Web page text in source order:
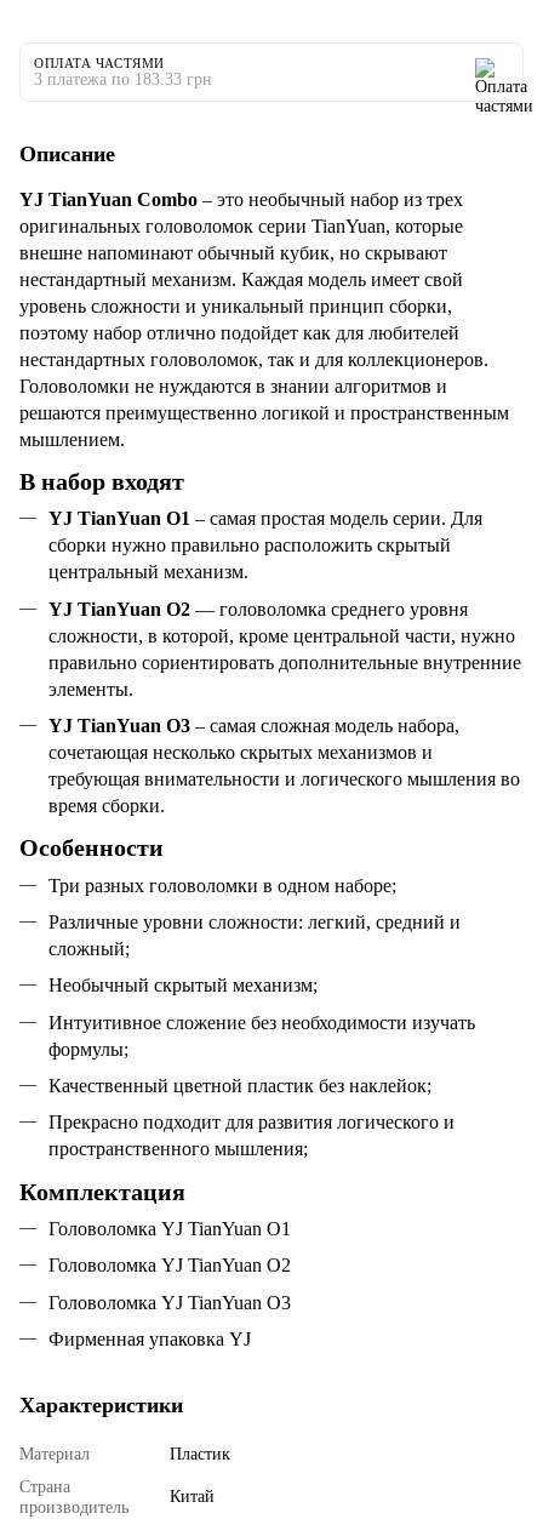
ОПЛАТА ЧАСТЯМИ
3 платежа по 183.33 грн
Описание
YJ TianYuan Combo – это необычный набор из трех
оригинальных головоломок серии TianYuan, которые
внешне напоминают обычный кубик, но скрывают
нестандартный механизм. Каждая модель имеет свой
уровень сложности и уникальный принцип сборки,
поэтому набор отлично подойдет как для любителей
нестандартных головоломок, так и для коллекционеров.
Головоломки не нуждаются в знании алгоритмов и
решаются преимущественно логикой и пространственным
мышлением.
В набор входят
YJ TianYuan O1 – самая простая модель серии. Для
сборки нужно правильно расположить скрытый
центральный механизм.
YJ TianYuan O2 — головоломка среднего уровня
сложности, в которой, кроме центральной части, нужно
правильно сориентировать дополнительные внутренние
элементы.
YJ TianYuan O3 – самая сложная модель набора,
сочетающая несколько скрытых механизмов и
требующая внимательности и логического мышления во
время сборки.
Особенности
Три разных головоломки в одном наборе;
Различные уровни сложности: легкий, средний и
сложный;
Необычный скрытый механизм;
Интуитивное сложение без необходимости изучать
формулы;
Качественный цветной пластик без наклейок;
Прекрасно подходит для развития логического и
пространственного мышления;
Комплектация
Головоломка YJ TianYuan O1
Головоломка YJ TianYuan O2
Головоломка YJ TianYuan O3
Фирменная упаковка YJ
Характеристики
Материал
Пластик
Страна
производитель
Китай